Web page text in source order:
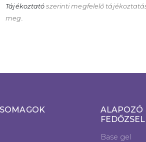
Tájékoztató szerinti megfelelő
meg.
ALAPOZÓ
Base gel